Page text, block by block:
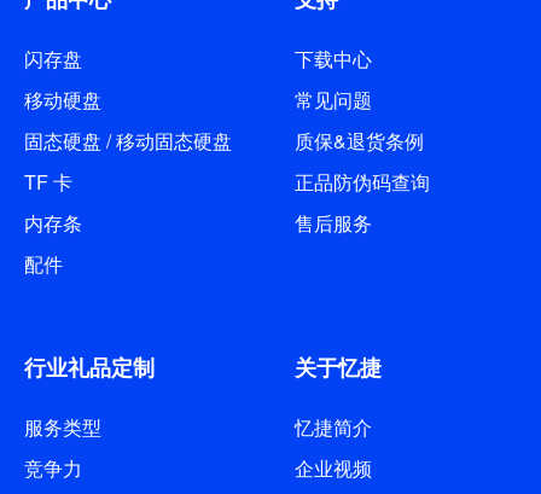
闪存盘
移动硬盘
固态硬盘 / 移动固态硬盘
TF 卡
内存条
配件
下载中心
常见问题
质保&退货条例
正品防伪码查询
售后服务
行业礼品定制
服务类型
竞争力
关于忆捷
忆捷简介
企业视频